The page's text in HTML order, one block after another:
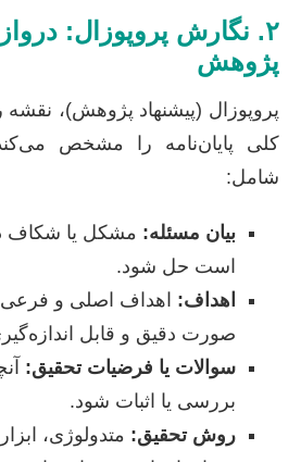
۲. نگارش پروپوزال:
پژوهش
پروپوزال (پیشنهاد پژوهش)،
کلی پایان‌نامه را مشخص
شامل:
بیان مسئله: مشکل یا شکاف
است حل شود.
اهداف: اهداف اصلی و
صورت دقیق و قابل
سوالات یا فرضیات تحقیق:
بررسی یا اثبات شود.
روش تحقیق: متدولوژی،